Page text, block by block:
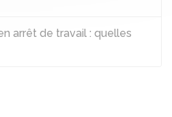
arrêt de travail : quelles